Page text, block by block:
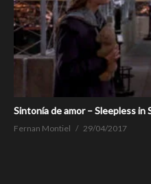
Sintonía de amor – Sleepless
Fernan Montiel 29/04/2017